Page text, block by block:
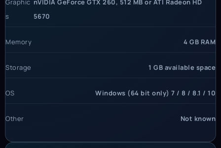
Graphic
s
nVIDIA GeForce GTX 260, 512 MB or ATI Radeon HD
5670
Memory 4 GB RAM
Storage 1 GB available space
OS Windows (64 bit only) 7 / 8 / 8.1 / 10
Other Not known